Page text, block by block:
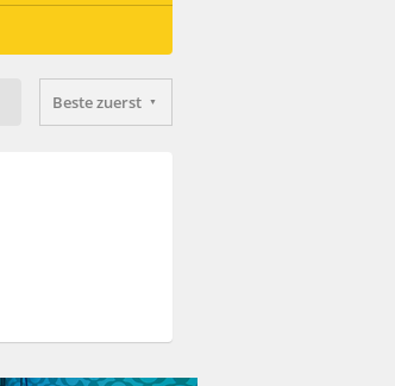
Beste zuerst